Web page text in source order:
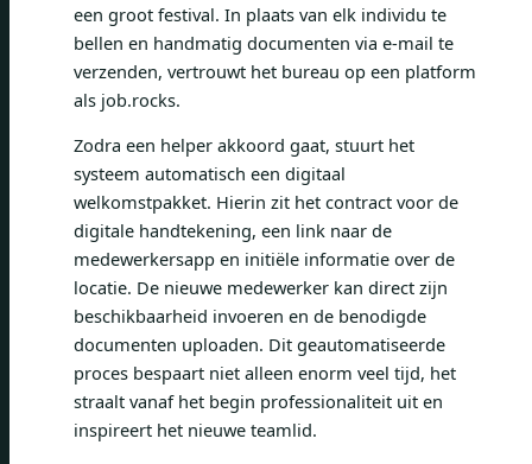
een groot festival. In plaats van elk individu te
bellen en handmatig documenten via e-mail te
verzenden, vertrouwt het bureau op een platform
als job.rocks.
Zodra een helper akkoord gaat, stuurt het
systeem automatisch een digitaal
welkomstpakket. Hierin zit het contract voor de
digitale handtekening, een link naar de
medewerkersapp en initiële informatie over de
locatie. De nieuwe medewerker kan direct zijn
beschikbaarheid invoeren en de benodigde
documenten uploaden. Dit geautomatiseerde
proces bespaart niet alleen enorm veel tijd, het
straalt vanaf het begin professionaliteit uit en
inspireert het nieuwe teamlid.